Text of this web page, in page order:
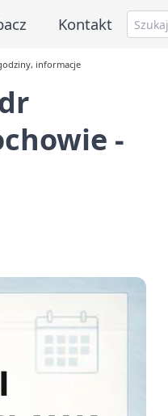
Kontakt
informacje
-